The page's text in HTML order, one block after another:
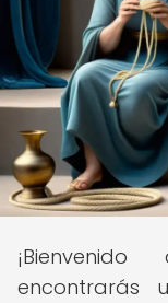
encontrarás